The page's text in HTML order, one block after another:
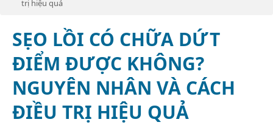
trị hiệu quả
SẸO LỒI CÓ CHỮA DỨT
ĐIỂM ĐƯỢC KHÔNG?
NGUYÊN NHÂN VÀ CÁCH
ĐIỀU TRỊ HIỆU QUẢ